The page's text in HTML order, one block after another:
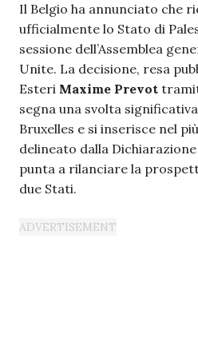
Il Belgio ha annunciato che
ufficialmente lo Stato di
sessione dell’Assemblea
Unite. La decisione, resa
Esteri Maxime Prevot
segna una svolta
Bruxelles e si inserisce nel
delineato dalla
punta a rilanciare la
due Stati.